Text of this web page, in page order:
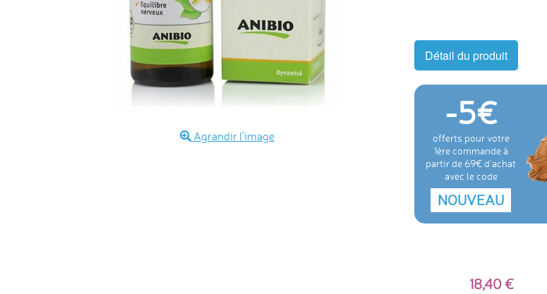
Agrandir l'image
Détail du produit
-5
offerts pour votre
1ère commande à
partir de 69€ d'achat
avec le code
NOUVEAU
18,40